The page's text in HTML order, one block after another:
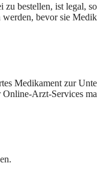
zu bestellen, ist legal,
werden, bevor sie
Medikament zur
Arzt-Services